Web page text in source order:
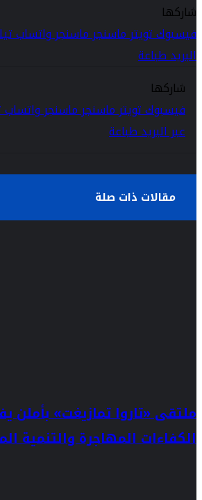
شاركها
فيسبوكتويترماسنجرماسنجرواتساب
البريدطباعة
شاركها
فيسبوكتويترماسنجرماسنجرواتساب
عبر البريدطباعة
مقالات ذات صلة
ملتقى «تاروا تمازيغت» بأملن
الكفاءات المهاجرة والتنمية